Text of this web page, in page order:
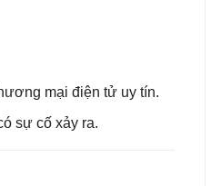
mại điện tử uy tín.
sự cố xảy ra.